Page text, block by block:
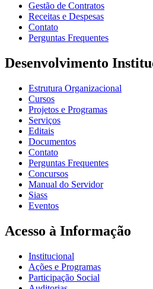
Gestão de Contratos
Receitas e Despesas
Contato
Perguntas Frequentes
Desenvolvimento
Estrutura Organizacional
Cursos
Projetos e Programas
Serviços
Editais
Documentos
Contato
Perguntas Frequentes
Concursos
Manual do Servidor
Siass
Eventos
Acesso à Informação
Institucional
Ações e Programas
Participação Social